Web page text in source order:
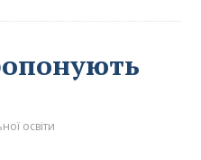
освіти